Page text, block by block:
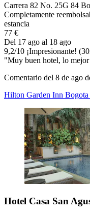
Carrera 82 No. 25G 84
Completamente
estancia
77 €
Del 17 ago al 18 ago
9,2/10 ¡Impresionante!
"Muy buen hotel, lo
Comentario del 8 de ago
Hilton Garden Inn
Hotel Casa San